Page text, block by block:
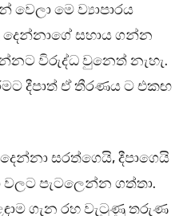
මෙ ව්‍යාපාරය
සහාය ගන්න
විරුද්ධ වුනෙත් නැහැ.
දීපාත් ඒ තීරණය ට එකඟ
සරත්ගෙයි, දීපාගෙයි
පැටලෙන්න ගත්තා.
ගැන රහ වැටුණු තරුණ